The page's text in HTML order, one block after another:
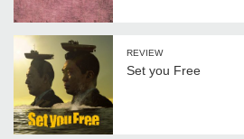
REVIEW
Set you Free